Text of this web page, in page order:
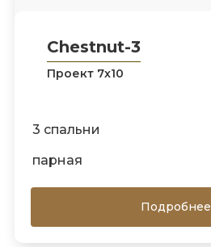
Chestnut-3
Проект 7х10
3 спальни
парная
Подробнее